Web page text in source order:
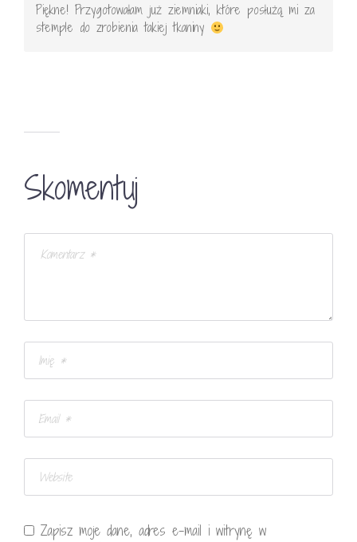
Piękne! Przygotowałam już ziemniaki, które posłużą mi za
stemple do zrobienia takiej tkaniny
Skomentuj
Zapisz moje dane, adres e-mail i witrynę w